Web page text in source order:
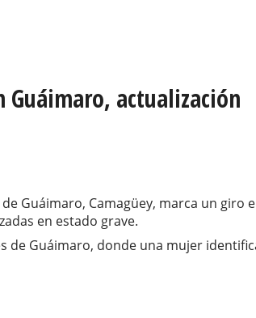
actualización
Guáimaro, Camagüey, marca un giro
en estado grave.
Guáimaro, donde una mujer